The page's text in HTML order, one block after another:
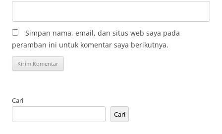
Simpan nama, email, dan situs web saya pada
peramban ini untuk komentar saya berikutnya.
Cari
Cari